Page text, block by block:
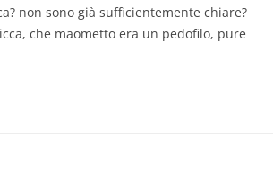
non sono già sufficientemente chiare?
che maometto era un pedofilo, pure